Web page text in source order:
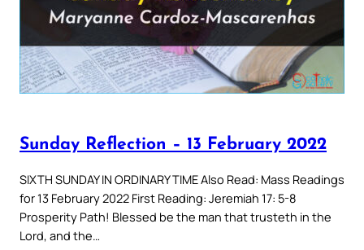
Sunday Reflection – 13 February 2022
SIXTH SUNDAY IN ORDINARY TIME Also Read: Mass Readings
for 13 February 2022 First Reading: Jeremiah 17: 5-8
Prosperity Path! Blessed be the man that trusteth in the
Lord, and the…